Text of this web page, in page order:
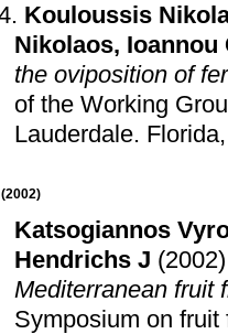
Kouloussis
Nikolaos, Ioannou
the oviposition of
of the Working
Lauderdale.
(2002)
Katsogiannos
Hendrichs J (2002)
Mediterranean fruit
Symposium on